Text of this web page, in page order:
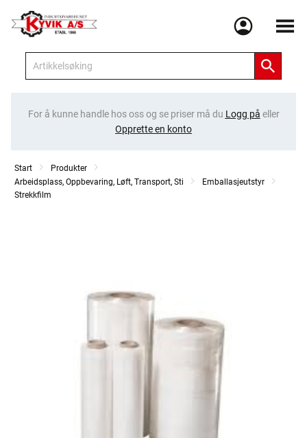
Meny
For å kunne handle hos oss og se priser må du Logg på eller
Opprette en konto
Start
Produkter
Arbeidsplass, Oppbevaring, Løft, Transport, Sti
Emballasjeutstyr
Strekkfilm